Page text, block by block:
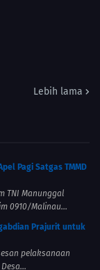
Lebih lama
Pagi Satgas TMMD
TNI Manunggal
0910/Malinau...
Prajurit untuk
pelaksanaan